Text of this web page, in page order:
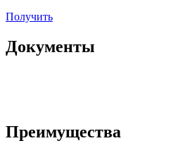
Получить
Документы
Преимущества